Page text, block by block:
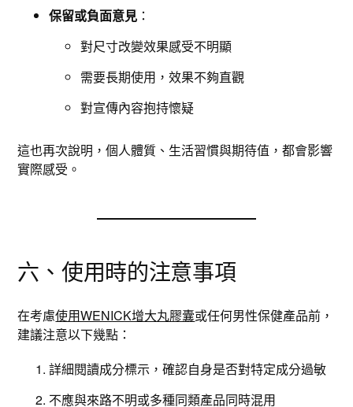
保留或負面意見 ：
對尺寸改變效果感受不明顯
需要長期使用，效果不夠直觀
對宣傳內容抱持懷疑
這也再次說明，個人體質、生活習慣與期待值，都會影響
實際感受。
六、使用時的注意事項
在考慮使用WENICK增大丸膠囊或任何男性保健產品前，
建議注意以下幾點：
詳細閱讀成分標示，確認自身是否對特定成分過敏
不應與來路不明或多種同類產品同時混用